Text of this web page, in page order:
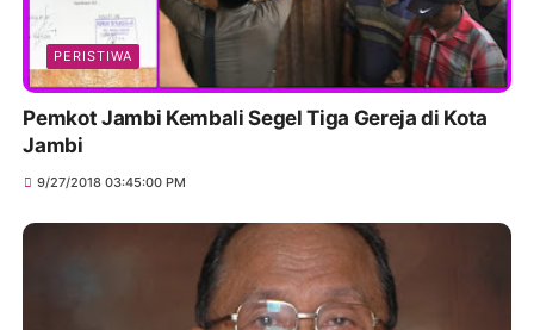
PERISTIWA
Pemkot Jambi Kembali Segel Tiga Gereja di Kota
Jambi
9/27/2018 03:45:00 PM